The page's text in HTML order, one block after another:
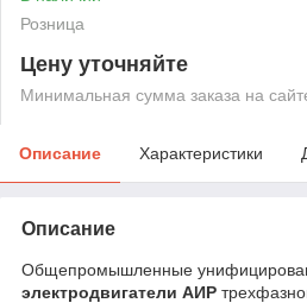
Розница
Цену уточняйте
Минимальная сумма заказа на
Описание Характеристики
Описание
Общепромышленные
электродвигатели АИР